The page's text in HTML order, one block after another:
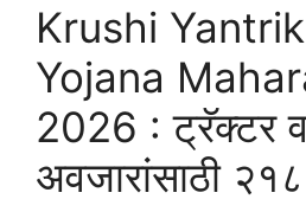
Krushi
Yojana
2026 : ट्रॅक्टर
अवजारांसाठी